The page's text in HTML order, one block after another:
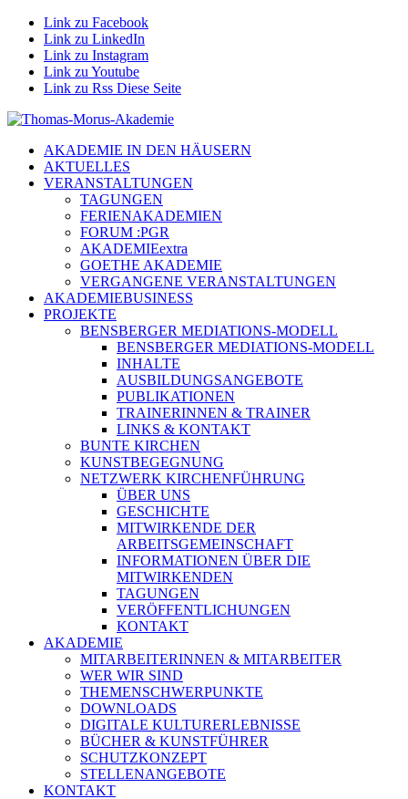
Link zu Facebook
Link zu LinkedIn
Link zu Instagram
Link zu Youtube
Link zu Rss Diese Seite
AKADEMIE IN DEN HÄUSERN
AKTUELLES
VERANSTALTUNGEN
TAGUNGEN
FERIENAKADEMIEN
FORUM :PGR
AKADEMIEextra
GOETHE AKADEMIE
VERGANGENE VERANSTALTUNGEN
AKADEMIEBUSINESS
PROJEKTE
BENSBERGER MEDIATIONS-MODELL
BENSBERGER MEDIATIONS-MODELL
INHALTE
AUSBILDUNGSANGEBOTE
PUBLIKATIONEN
TRAINERINNEN & TRAINER
LINKS & KONTAKT
BUNTE KIRCHEN
KUNSTBEGEGNUNG
NETZWERK KIRCHENFÜHRUNG
ÜBER UNS
GESCHICHTE
MITWIRKENDE DER
ARBEITSGEMEINSCHAFT
INFORMATIONEN ÜBER DIE
MITWIRKENDEN
TAGUNGEN
VERÖFFENTLICHUNGEN
KONTAKT
AKADEMIE
MITARBEITERINNEN & MITARBEITER
WER WIR SIND
THEMENSCHWERPUNKTE
DOWNLOADS
DIGITALE KULTURERLEBNISSE
BÜCHER & KUNSTFÜHRER
SCHUTZKONZEPT
STELLENANGEBOTE
KONTAKT